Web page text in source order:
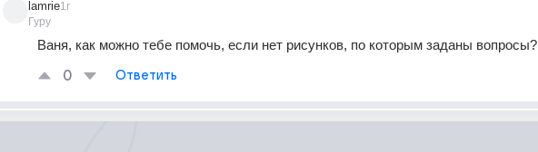
lamrie
Гуру
1г
Ваня, как можно тебе помочь, если нет рисунков, по которым заданы вопросы?
0 Ответить